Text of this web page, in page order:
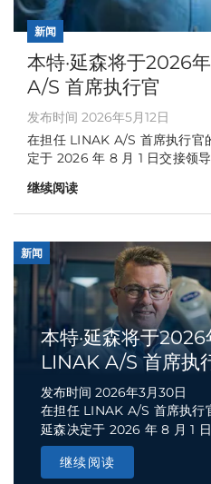
新闻
本特·延森将于2026
A/S 首席执行官
发布时间 2026年5月12日
在担任 LINAK A/S 首席执行官
定于 2026 年 8 月 1 日交接领导
继续阅读
新闻
本特·延森将于
LINAK A/S 首席执
发布时间 2026年3月30日
在担任 LINAK A/S 首席执行
延森决定于 2026 年 8 月 1 日
继续阅读